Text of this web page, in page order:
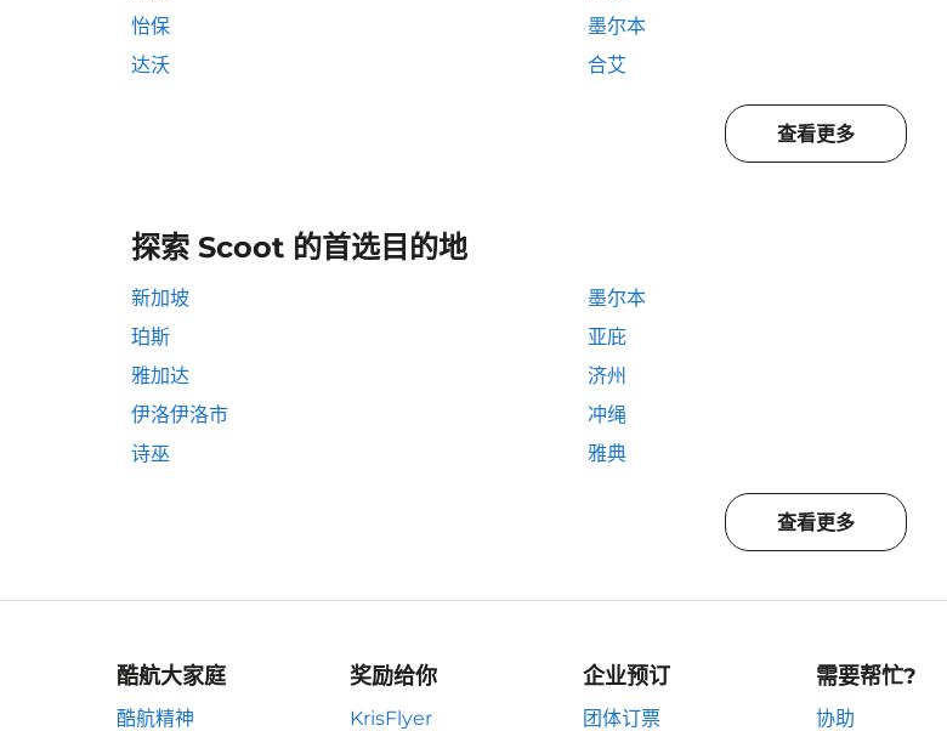
怡保
墨尔本
达沃
合艾
查看更多
探索 Scoot 的首选目的地
新加坡 墨尔本
珀斯
亚庇
雅加达
济州
伊洛伊洛市
冲绳
诗巫
雅典
查看更多
酷航大家庭
酷航精神
奖励给你
KrisFlyer
企业预订
团体订票
需要帮忙?
协助